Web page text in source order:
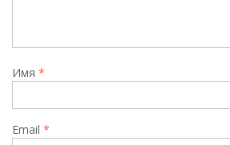
Имя *
Email *